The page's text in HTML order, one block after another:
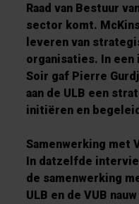
Raad van Bestuur
sector komt.
leveren van
organisaties. In
Soir gaf Pierre
aan de ULB een
initiëren en
Samenwerking met
In datzelfde
de samenwerking
ULB en de VUB